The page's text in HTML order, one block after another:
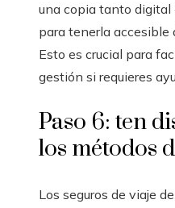
una copia tanto digital
para tenerla accesible
Esto es crucial para
gestión si requieres
Paso 6: ten
los métodos
Los seguros de viaje